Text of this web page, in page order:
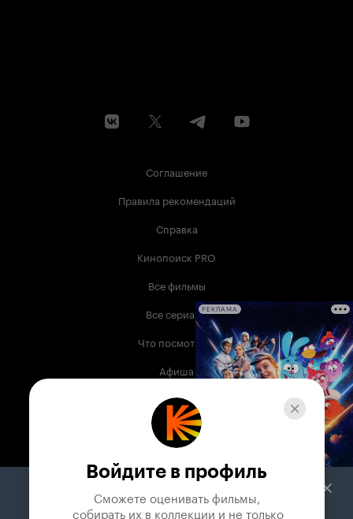
Соглашение
Правила рекомендаций
Справка
Кинопоиск PRO
Все фильмы
Все сериалы
Что посмотреть
Афиша
Музыка
Телепрограмма
Служба поддержки
РЕКЛАМА
Войдите в профиль
Сможете оценивать фильмы,
собирать их в коллекции и не только